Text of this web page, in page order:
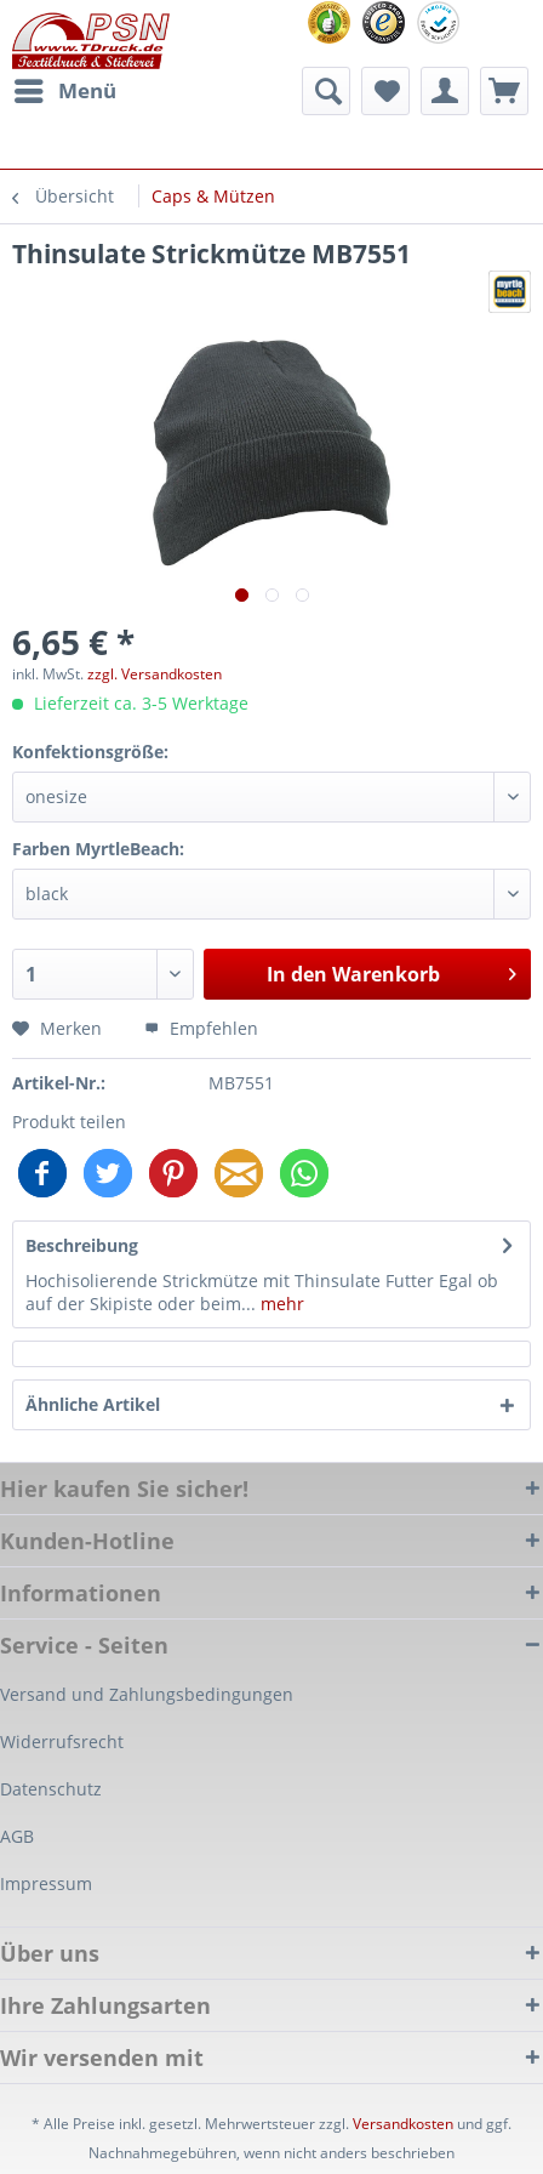
Menü
Übersicht Caps & Mützen
Thinsulate Strickmütze MB7551
6,65 € *
inkl. MwSt.zzgl. Versandkosten
Lieferzeit ca. 3-5 Werktage
Konfektionsgröße:
Farben MyrtleBeach:
In den Warenkorb
Merken Empfehlen
Artikel-Nr.:
MB7551
Produkt teilen
Beschreibung
Hochisolierende Strickmütze mit Thinsulate Futter Egal ob
auf der Skipiste oder beim... mehr
Ähnliche Artikel
Hier kaufen Sie sicher!
Kunden-Hotline
Informationen
Service - Seiten
Versand und Zahlungsbedingungen
Widerrufsrecht
Datenschutz
AGB
Impressum
Über uns
Ihre Zahlungsarten
Wir versenden mit
* Alle Preise inkl. gesetzl. Mehrwertsteuer zzgl.Versandkosten und ggf.
Nachnahmegebühren, wenn nicht anders beschrieben